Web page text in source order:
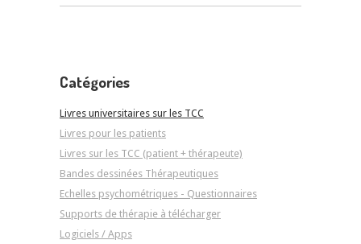
Catégories
Livres universitaires sur les TCC
Livres pour les patients
Livres sur les TCC (patient + thérapeute)
Bandes dessinées Thérapeutiques
Echelles psychométriques - Questionnaires
Supports de thérapie à télécharger
Logiciels / Apps